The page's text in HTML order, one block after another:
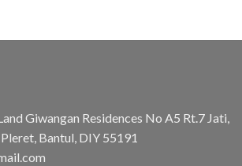
Giwangan Residences No A5 Rt.7 Jati,
Bantul, DIY 55191